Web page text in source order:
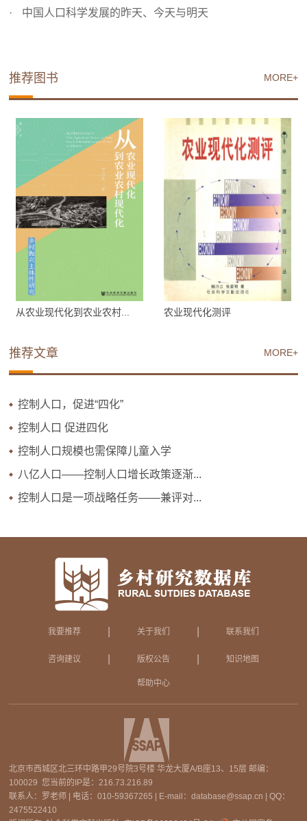
中国人口科学发展的昨天、今天与明天
MORE+
推荐图书
从农业现代化到农业农村... 农业现代化测评
MORE+
推荐文章
控制人口，促进“四化”
控制人口 促进四化
控制人口规模也需保障儿童入学
八亿人口——控制人口增长政策逐渐...
控制人口是一项战略任务——兼评对...
我要推荐 关于我们 联系我们
咨询建议 版权公告 知识地图
帮助中心
北京市西城区北三环中路甲29号院3号楼 华龙大厦A/B座13、15层 邮编：
100029 您当前的IP是： 216.73.216.89
联系人：罗老师 | 电话：010-59367265 | E-mail：database@ssap.cn | QQ：
2475522410